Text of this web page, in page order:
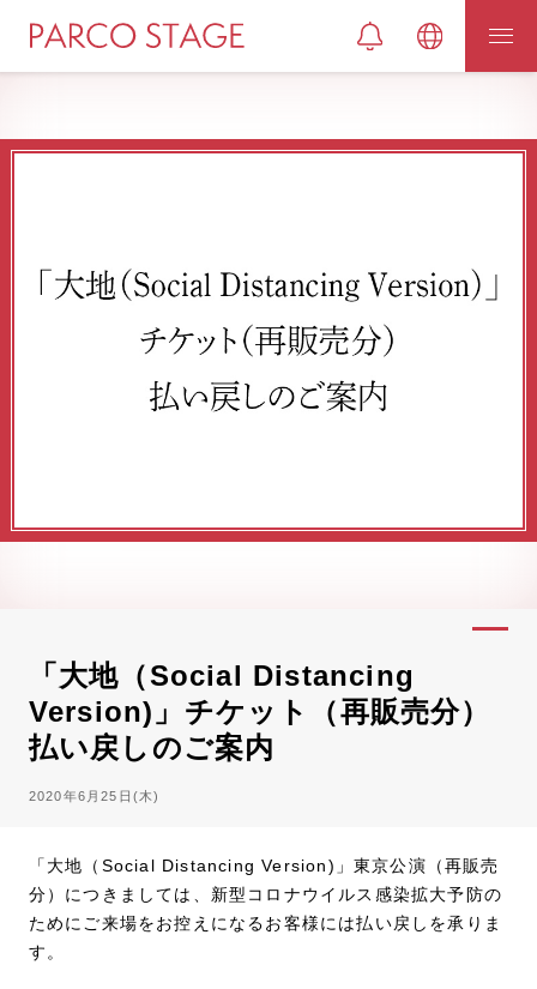
「大地（Social Distancing
Version)」チケット（再販売分）
払い戻しのご案内
2020年6月25日(木)
「大地（Social Distancing Version)」東京公演（再販売
分）につきましては、新型コロナウイルス感染拡大予防の
ためにご来場をお控えになるお客様には払い戻しを承りま
す。